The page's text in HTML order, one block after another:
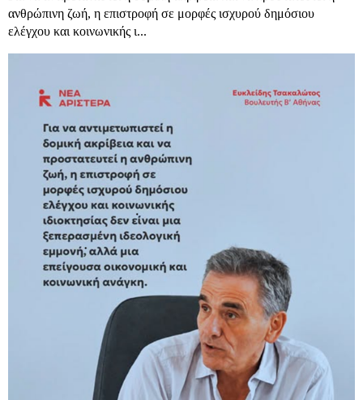
ανθρώπινη ζωή, η επιστροφή σε μορφές ισχυρού δημόσιου
ελέγχου και κοινωνικής ι...